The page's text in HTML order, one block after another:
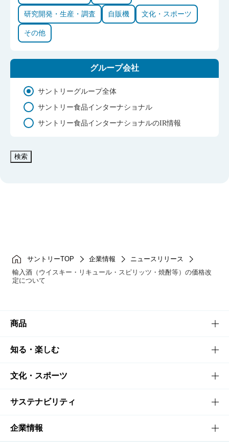
サントリーTOP 企業情報
ニュースリリース
輸入酒（ウイスキー・リキュール・スピリッツ・焼酎等）の価格改
定について
研究開発・生産・調査 自販機 文化・スポーツ
その他
グループ会社
サントリーグループ全体
サントリー食品インターナショナル
サントリー食品インターナショナルのIR情報
検索
商品
商品TOP
商品一覧
商品発売情報
栄養成分一覧
知る・楽しむ
知る・楽しむTOP
キャンペーン
工場見学
文化・スポーツ
文化・スポーツTOP
サントリーホール
サステナビリティ
サステナビリティTOP
企業情報